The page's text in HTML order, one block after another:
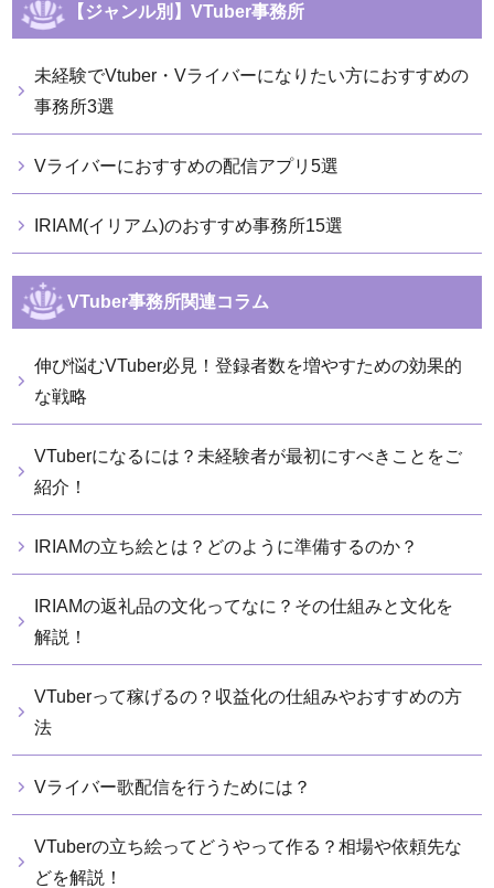
【ジャンル別】VTuber事務所
未経験でVtuber・Vライバーになりたい方におすすめの
事務所3選
Vライバーにおすすめの配信アプリ5選
IRIAM(イリアム)のおすすめ事務所15選
VTuber事務所関連コラム
伸び悩むVTuber必見！登録者数を増やすための効果的
な戦略
VTuberになるには？未経験者が最初にすべきことをご
紹介！
IRIAMの立ち絵とは？どのように準備するのか？
IRIAMの返礼品の文化ってなに？その仕組みと文化を
解説！
VTuberって稼げるの？収益化の仕組みやおすすめの方
法
Vライバー歌配信を行うためには？
VTuberの立ち絵ってどうやって作る？相場や依頼先な
どを解説！